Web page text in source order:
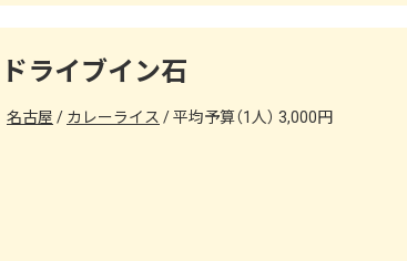
ドライブイン石
名古屋 カレーライス 平均予算（1人） 3,000円